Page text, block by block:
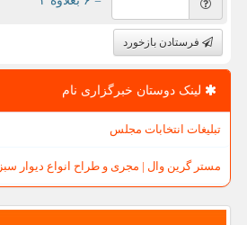
فرستادن بازخورد
لینک دوستان خبرگزاری نام
تبلیغات انتخابات مجلس
مستر گرین وال | مجری و طراح انواع دیوار سبز